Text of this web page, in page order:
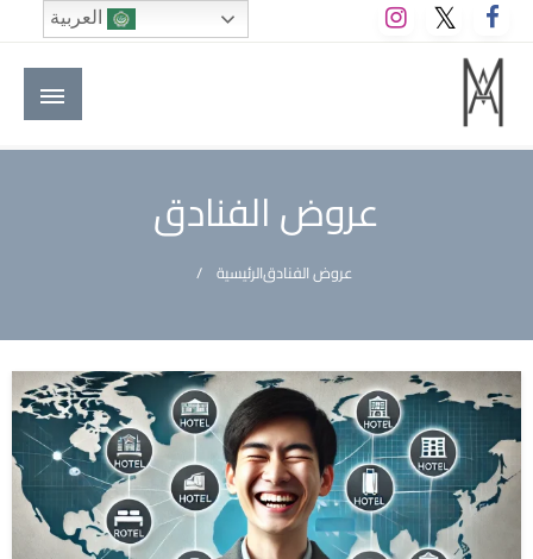
التخطي
إلى
المحتوى
M A hotels | إم ايه هوتيلز
الموقع الأول للعاملين في الفنادق في العالم العربي
عروض الفنادق
الرئيسيةعروض الفنادق
العربية